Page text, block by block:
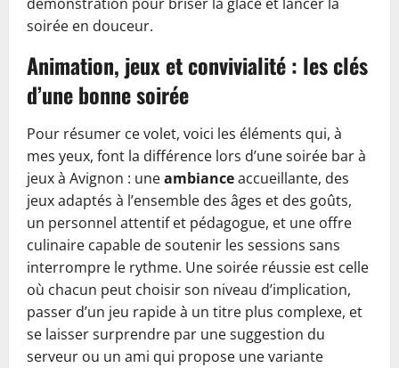
soirée en douceur.
Animation, jeux et convivialité : les clés
d’une bonne soirée
Pour résumer ce volet, voici les éléments qui, à
mes yeux, font la différence lors d’une soirée bar à
jeux à Avignon : uneambianceaccueillante, des
jeux adaptés à l’ensemble des âges et des goûts,
un personnel attentif et pédagogue, et une offre
culinaire capable de soutenir les sessions sans
interrompre le rythme. Une soirée réussie est celle
où chacun peut choisir son niveau d’implication,
passer d’un jeu rapide à un titre plus complexe, et
se laisser surprendre par une suggestion du
serveur ou un ami qui propose une variante